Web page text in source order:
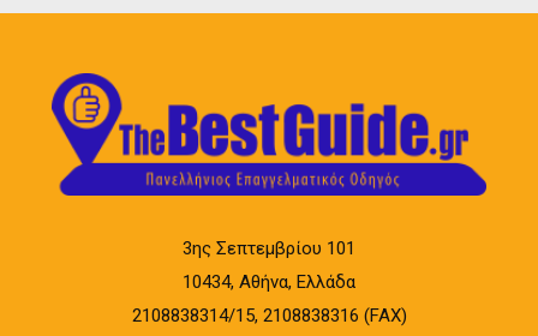
3ης Σεπτεμβρίου 101
10434, Αθήνα, Ελλάδα
2108838314/15, 2108838316 (FAX)